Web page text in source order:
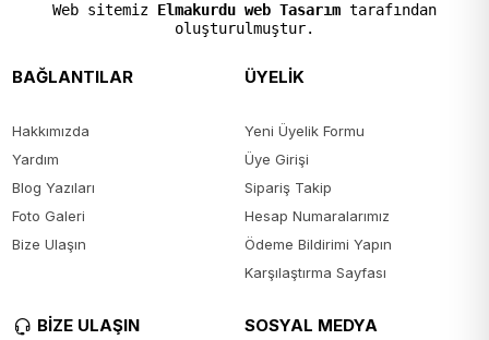
Web sitemiz Elmakurdu web Tasarım tarafından
oluşturulmuştur.
BAĞLANTILAR
Hakkımızda
Yardım
Blog Yazıları
Foto Galeri
Bize Ulaşın
ÜYELİK
Yeni Üyelik Formu
Üye Girişi
Sipariş Takip
Hesap Numaralarımız
Ödeme Bildirimi Yapın
Karşılaştırma Sayfası
BİZE ULAŞIN SOSYAL MEDYA